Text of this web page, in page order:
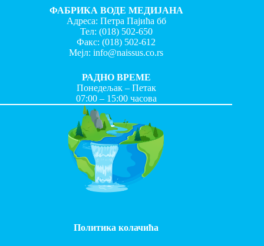
ФАБРИКА ВОДЕ МЕДИЈАНА
Адреса: Петра Пајића бб
Тел: (018) 502-650
Факс:(018) 502-612
Мејл:info@naissus.co.rs
РАДНО ВРЕМЕ
Понедељак – Петак
07:00 – 15:00 часова
Политика колачића